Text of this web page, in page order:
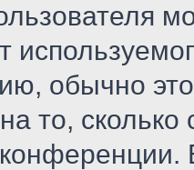
обычно это
то,